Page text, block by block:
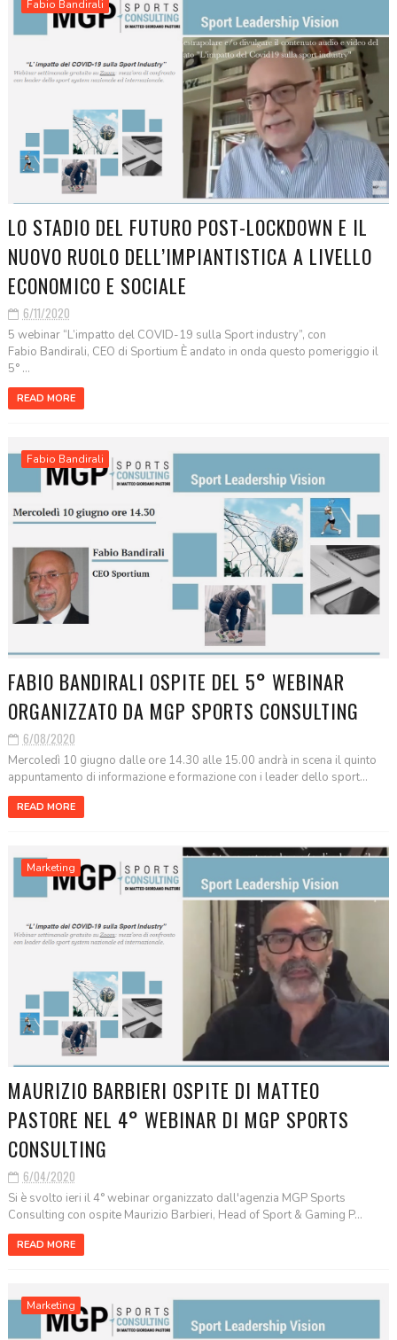
Fabio Bandirali
LO STADIO DEL FUTURO POST-LOCKDOWN E IL
NUOVO RUOLO DELL’IMPIANTISTICA A LIVELLO
ECONOMICO E SOCIALE
6/11/2020
5 webinar “L’impatto del COVID-19 sulla Sport industry”, con
Fabio Bandirali, CEO di Sportium È andato in onda questo pomeriggio il
5° ...
READ MORE
Fabio Bandirali
FABIO BANDIRALI OSPITE DEL 5° WEBINAR
ORGANIZZATO DA MGP SPORTS CONSULTING
6/08/2020
Mercoledì 10 giugno dalle ore 14.30 alle 15.00 andrà in scena il quinto
appuntamento di informazione e formazione con i leader dello sport...
READ MORE
Marketing
MAURIZIO BARBIERI OSPITE DI MATTEO
PASTORE NEL 4° WEBINAR DI MGP SPORTS
CONSULTING
6/04/2020
Si è svolto ieri il 4° webinar organizzato dall'agenzia MGP Sports
Consulting con ospite Maurizio Barbieri, Head of Sport & Gaming P...
READ MORE
Marketing